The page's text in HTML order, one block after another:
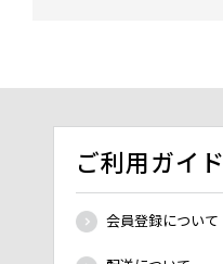
ご利用ガイド
会員登録について